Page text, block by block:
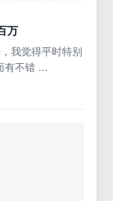
万
我觉得平时特别
有不错 ...